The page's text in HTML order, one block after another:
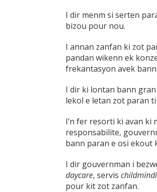
I dir menm si serten
bizou pour nou.
I annan zanfan ki zot
pandan wikenn ek
frekantasyon avek
I dir ki lontan bann
lekol e letan zot paran
I’n fer resorti ki avan ki
responsabilite,
bann paran e osi ekout
I dir gouvernman i
daycare, servis
pour kit zot zanfan.